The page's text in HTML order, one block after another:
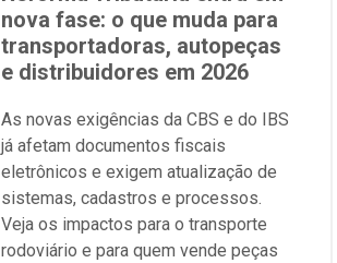
nova fase: o que muda para
transportadoras, autopeças
e distribuidores em 2026
As novas exigências da CBS e do IBS
já afetam documentos fiscais
eletrônicos e exigem atualização de
sistemas, cadastros e processos.
Veja os impactos para o transporte
rodoviário e para quem vende peças